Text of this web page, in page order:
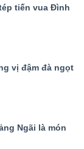
tiến vua Đình
vị đậm đà ngọt
Ngãi là món